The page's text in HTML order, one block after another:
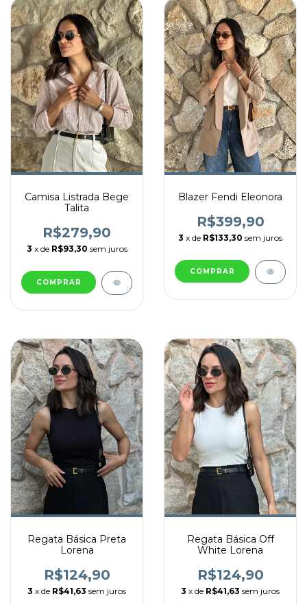
Camisa Listrada Bege
Talita
R$279,90
3 x de R$93,30 sem juros
COMPRAR
Blazer Fendi Eleonora
R$399,90
3 x de R$133,30 sem juros
COMPRAR
Regata Básica Preta
Lorena
R$124,90
3 x de R$41,63 sem juros
Regata Básica Off
White Lorena
R$124,90
3 x de R$41,63 sem juros